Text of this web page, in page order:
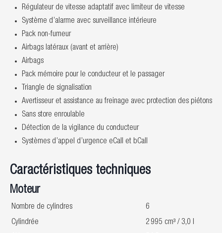
Régulateur de vitesse adaptatif avec limiteur de vitesse
Système d’alarme avec surveillance intérieure
Pack non-fumeur
Airbags latéraux (avant et arrière)
Airbags
Pack mémoire pour le conducteur et le passager
Triangle de signalisation
Avertisseur et assistance au freinage avec protection des piétons
Sans store enroulable
Détection de la vigilance du conducteur
Systèmes d’appel d’urgence eCall et bCall
Caractéristiques techniques
Moteur
Nombre de cylindres
6
Cylindrée
2 995 cm³ / 3,0 l